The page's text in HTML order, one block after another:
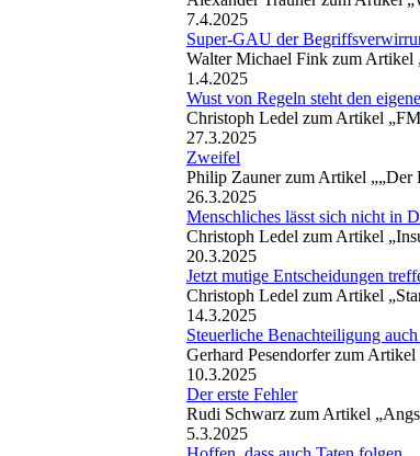
7.4.2025
Super-GAU der
Walter Michael Fink zum Artikel
1.4.2025
Wust von Regeln steht den
Christoph Ledel zum Artikel
27.3.2025
Zweifel
Philip Zauner zum Artikel „„Der
26.3.2025
Menschliches lässt sich nicht in
Christoph Ledel zum Artikel
20.3.2025
Jetzt mutige Entscheidungen
Christoph Ledel zum Artikel
14.3.2025
Steuerliche Benachteiligung
Gerhard Pesendorfer zum
10.3.2025
Der erste Fehler
Rudi Schwarz zum Artikel
5.3.2025